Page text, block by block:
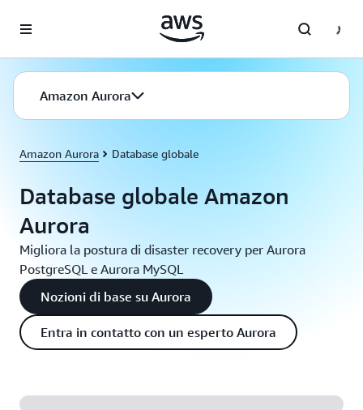
Amazon Aurora
Amazon Aurora Database globale
Database globale Amazon
Aurora
Migliora la postura di disaster recovery per Aurora
PostgreSQL e Aurora MySQL
Nozioni di base su Aurora
Entra in contatto con un esperto Aurora